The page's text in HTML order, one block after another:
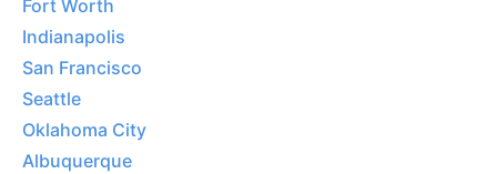
Fort Worth
Indianapolis
San Francisco
Seattle
Oklahoma City
Albuquerque